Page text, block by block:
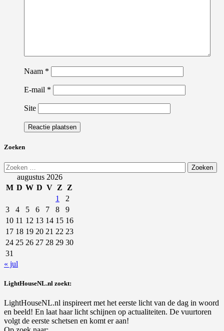
Naam *
E-mail *
Site
Zoeken
Zoeken
naar:augustus 2026
M D W D V Z
Z
1
2
3
4 5 6 7 8
9
10 11 12 13 14 15 16
17 18 19 20 21 22 23
24 25 26 27 28 29 30
31
« jul
LightHouseNL.nl zoekt:
LightHouseNL.nl inspireert met het eerste licht van de dag in woord
en beeld! En laat haar licht schijnen op actualiteiten. De vuurtoren
volgt de eerste schetsen en komt er aan!